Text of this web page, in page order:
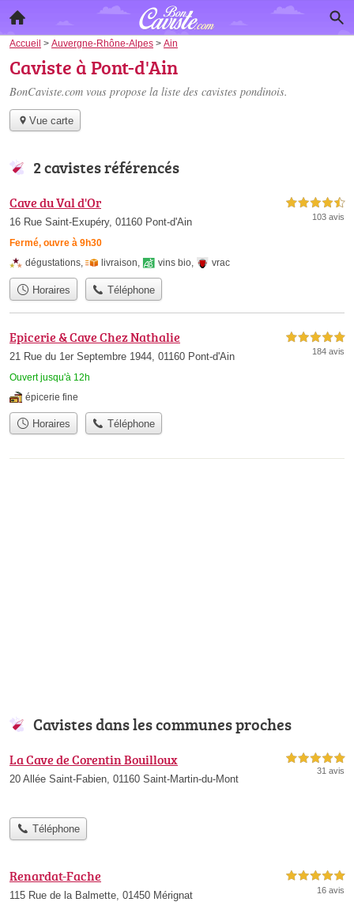
Accueil > Auvergne-Rhône-Alpes > Ain
Caviste à Pont-d'Ain
BonCaviste.com vous propose la liste des cavistes pondinois.
Vue carte
2 cavistes référencés
Cave du Val d'Or
16 Rue Saint-Exupéry, 01160 Pont-d'Ain
Fermé, ouvre à 9h30
4,5 étoiles sur 5
103 avis
dégustations, livraison, vins bio, vrac
Horaires Téléphone
Epicerie & Cave Chez Nathalie
21 Rue du 1er Septembre 1944, 01160 Pont-d'Ain
Ouvert jusqu'à 12h
5,0 étoiles sur 5
184 avis
épicerie fine
Horaires Téléphone
Cavistes dans les communes proches
La Cave de Corentin Bouilloux
20 Allée Saint-Fabien, 01160 Saint-Martin-du-Mont
5,0 étoiles sur 5
31 avis
Téléphone
Renardat-Fache
115 Rue de la Balmette, 01450 Mérignat
5,0 étoiles sur 5
16 avis